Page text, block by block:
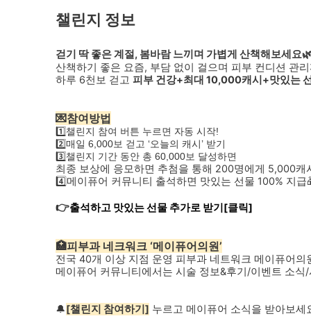
챌린지 정보
걷기 딱 좋은 계절, 봄바람 느끼며 가볍게 산책해보세요
산책하기 좋은 요즘, 부담 없이 걸으며 피부 컨디션 관
하루 6천보 걷고 피부 건강+최대 10,000캐시+맛있는
💌참여방법
1️⃣챌린지 참여 버튼 누르면 자동 시작!
2️⃣매일 6,000보 걷고 ‘오늘의 캐시’ 받기
3️⃣챌린지 기간 동안 총 60,000보 달성하면
최종 보상에 응모하면 추첨을 통해 200명에게 5,000캐
4️⃣메이퓨어 커뮤니티 출석하면 맛있는 선물 100% 지급
👉출석하고 맛있는 선물 추가로 받기[클릭]
🏥피부과 네크워크 ‘메이퓨어의원’
전국 40개 이상 지점 운영 피부과 네트워크 메이퓨어의
메이퓨어 커뮤니티에서는 시술 정보&후기/이벤트 소
🔔[챌린지 참여하기] 누르고 메이퓨어 소식을 받아보세